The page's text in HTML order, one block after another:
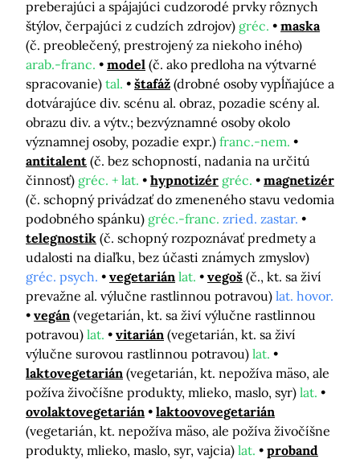
preberajúci a spájajúci cudzorodé prvky rôznych
štýlov, čerpajúci z cudzích zdrojov) gréc.
maska
(č. preoblečený, prestrojený za niekoho iného)
arab.-franc.
model (č. ako predloha na výtvarné
spracovanie) tal. štafáž (drobné osoby vypĺňajúce a
dotvárajúce div. scénu al. obraz, pozadie scény al.
obrazu div. a výtv.; bezvýznamné osoby okolo
významnej osoby, pozadie expr.) franc.-nem.
antitalent (č. bez schopností, nadania na určitú
činnosť) gréc. + lat. hypnotizér gréc.
magnetizér
(č. schopný privádzať do zmeneného stavu vedomia
podobného spánku) gréc.-franc. zried. zastar.
telegnostik (č. schopný rozpoznávať predmety a
udalosti na diaľku, bez účasti známych zmyslov)
gréc. psych.
vegetarián lat. vegoš (č., kt. sa živí
prevažne al. výlučne rastlinnou potravou) lat. hovor.
vegán (vegetarián, kt. sa živí výlučne rastlinnou
potravou) lat. vitarián (vegetarián, kt. sa živí
výlučne surovou rastlinnou potravou) lat.
laktovegetarián (vegetarián, kt. nepožíva mäso, ale
požíva živočíšne produkty, mlieko, maslo, syr) lat.
ovolaktovegetarián
laktoovovegetarián
(vegetarián, kt. nepožíva mäso, ale požíva živočíšne
produkty, mlieko, maslo, syr, vajcia) lat.
proband